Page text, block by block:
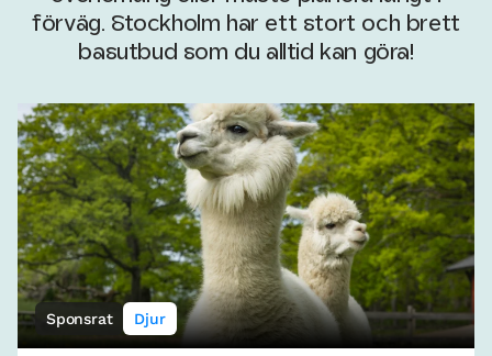
förväg. Stockholm har ett stort och brett
basutbud som du alltid kan göra!
Sponsrat Djur